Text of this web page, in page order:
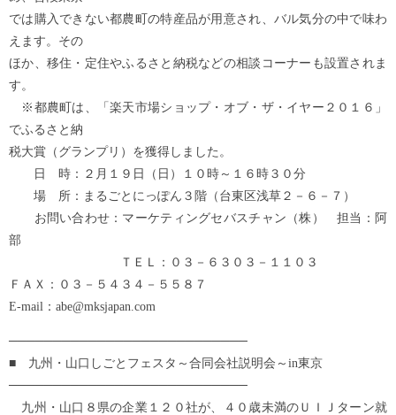
では購入できない都農町の特産品が用意され、バル気分の中で味わ
えます。その
ほか、移住・定住やふるさと納税などの相談コーナーも設置されま
す。
※都農町は、「楽天市場ショップ・オブ・ザ・イヤー２０１６」
でふるさと納
税大賞（グランプリ）を獲得しました。
日 時：２月１９日（日）１０時～１６時３０分
場 所：まるごとにっぽん３階（台東区浅草２－６－７）
お問い合わせ：マーケティングセバスチャン（株） 担当：阿
部
ＴＥＬ：０３－６３０３－１１０３
ＦＡＸ：０３－５４３４－５５８７
E-mail：abe@mksjapan.com
───────────────────────────
■ 九州・山口しごとフェスタ～合同会社説明会～in東京
───────────────────────────
九州・山口８県の企業１２０社が、４０歳未満のＵＩＪターン就